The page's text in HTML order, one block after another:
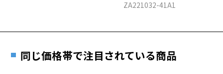
32.8g
安心3 かかり具合調整無料
す。
お近くのZoff実店舗にて度数を測定いただけます（無料）。
その際は記入用紙をダウンロードしてお使いください。
ZA221032-41A1
同じ価格帯で注目されている商品